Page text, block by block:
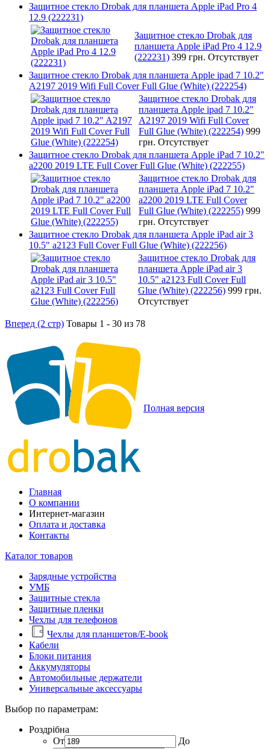
Защитное стекло Drobak для планшета Apple iPad Pro 4
12.9 (222231)
Защитное стекло Drobak для
планшета Apple iPad Pro 4 12.9
(222231) 399 грн. Отсутствует
Защитное стекло Drobak для планшета Apple ipad 7 10.2"
A2197 2019 Wifi Full Cover Full Glue (White) (222254)
Защитное стекло Drobak для
планшета Apple ipad 7 10.2"
A2197 2019 Wifi Full Cover
Full Glue (White) (222254) 999
грн. Отсутствует
Защитное стекло Drobak для планшета Apple iPad 7 10.2"
a2200 2019 LTE Full Cover Full Glue (White) (222255)
Защитное стекло Drobak для
планшета Apple iPad 7 10.2"
a2200 2019 LTE Full Cover
Full Glue (White) (222255) 999
грн. Отсутствует
Защитное стекло Drobak для планшета Apple iPad air 3
10.5" a2123 Full Cover Full Glue (White) (222256)
Защитное стекло Drobak для
планшета Apple iPad air 3
10.5" a2123 Full Cover Full
Glue (White) (222256) 999 грн.
Отсутствует
Вперед (2 стр) Товары 1 - 30 из 78
Полная версия
Главная
О компании
Интернет-магазин
Оплата и доставка
Контакты
Каталог товаров
Зарядные устройства
УМБ
Защитные стекла
Защитные пленки
Чехлы для телефонов
Чехлы для планшетов/E-book
Кабели
Блоки питания
Аккумуляторы
Автомобильные держатели
Универсальные аксессуары
Выбор по параметрам:
Роздрібна
От
До